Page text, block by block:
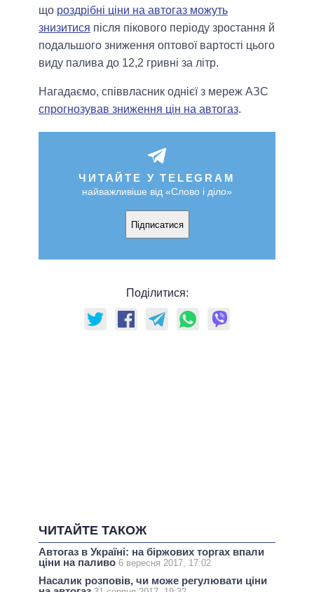
що роздрібні ціни на автогаз можуть
знизитися після пікового періоду зростання й
подальшого зниження оптової вартості цього
виду палива до 12,2 гривні за літр.
Нагадаємо, співвласник однієї з мереж АЗС
спрогнозував зниження цін на автогаз.
ЧИТАЙТЕ У TELEGRAM
найважливіше від «Слово і діло»
Підписатися
Поділитися:
ЧИТАЙТЕ ТАКОЖ
Автогаз в Україні: на біржових торгах впали
ціни на паливо 6 вересня 2017, 17:02
Насалик розповів, чи може регулювати ціни